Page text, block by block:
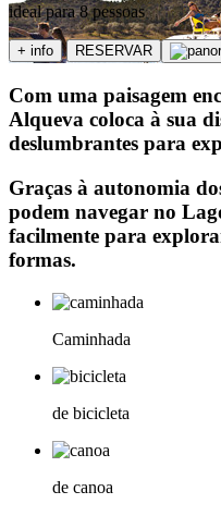
ideal para 8 pessoas
+ info RESERVAR
Com uma paisagem
Alqueva coloca à sua
deslumbrantes para
Graças à autonomia
podem navegar no
facilmente para
formas.
Caminhada
de bicicleta
de canoa